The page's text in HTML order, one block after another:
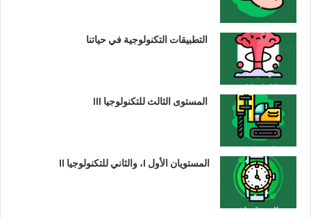
التطبيقات التكنولوجية في حياتنا
المستوى الثالث للتكنولوجيا III
المستويان الأول I، والثاني للتكنولوجيا II